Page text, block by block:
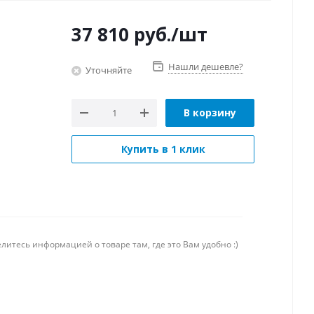
37 810 руб./шт
Уточняйте Нашли дешевле?
В корзину
Купить в 1 клик
информацией о товаре там, где это Вам удобно :)